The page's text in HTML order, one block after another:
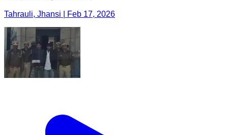
Tahrauli, Jhansi | Feb 17, 2026